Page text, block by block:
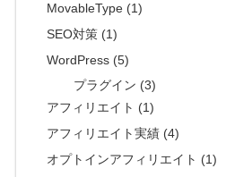
MovableType (1)
SEO対策 (1)
WordPress (5)
プラグイン (3)
アフィリエイト (1)
アフィリエイト実績 (4)
オプトインアフィリエイト (1)